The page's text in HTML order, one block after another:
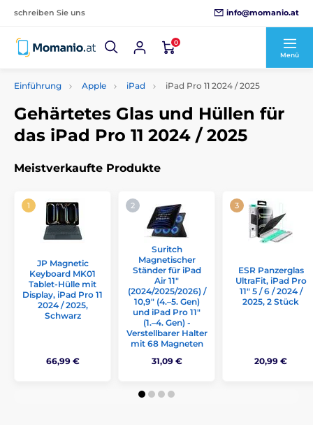
schreiben Sie uns info@momanio.at
0
Menü
Einführung Apple iPad iPad Pro 11 2024 / 2025
Gehärtetes Glas und Hüllen für
das iPad Pro 11 2024 / 2025
Meistverkaufte Produkte
JP Magnetic
Keyboard MK01
Tablet-Hülle mit
Display, iPad Pro 11
2024 / 2025,
Schwarz
66,99 €
Suritch
Magnetischer
Ständer für iPad
Air 11″
(2024/2025/2026) /
10,9″ (4.–5. Gen)
und iPad Pro 11″
(1.–4. Gen) -
Verstellbarer Halter
mit 68 Magneten
31,09 €
ESR Panzerglas
UltraFit, iPad Pro
11" 5 / 6 / 2024 /
2025, 2 Stück
20,99 €